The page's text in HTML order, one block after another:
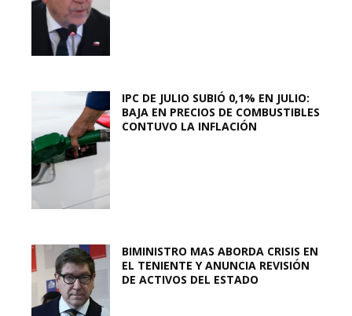
IPC DE JULIO SUBIÓ 0,1% EN JULIO:
BAJA EN PRECIOS DE COMBUSTIBLES
CONTUVO LA INFLACIÓN
BIMINISTRO MAS ABORDA CRISIS EN
EL TENIENTE Y ANUNCIA REVISIÓN
DE ACTIVOS DEL ESTADO